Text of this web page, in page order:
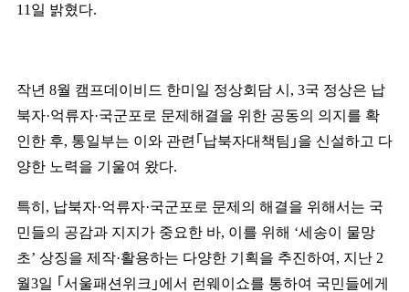
11 일 밝혔다.
작년 8월 캠프데이비드 한미일 정상회담 시 , 3국 정상은 납
북자·억류자·국군포로 문제해결을 위한 공동의 의지를 확
인한 후, 통일부는 이와 관련 ｢ 납북자대책팀 ｣을 신설하고 다
양한 노력을 기울여 왔다.
특히 , 납북자·억류자·국군포로 문제의 해결을 위해서는 국
민들의 공감과 지지가 중요한 바, 이를 위해 ‘세송이 물망
초’ 상징을 제작·활용하는 다양한 기획을 추진하여 , 지난 2
월3일 ｢ 서울패션위크 ｣에서 런웨이쇼를 통하여 국민들에게